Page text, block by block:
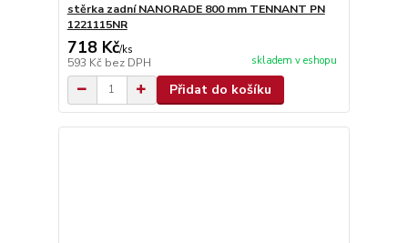
stěrka zadní NANORADE 800 mm TENNANT PN
1221115NR
718 Kč/ks
593 Kč bez DPH skladem v eshopu
Přidat do košíku